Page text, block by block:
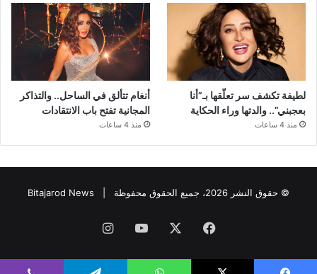
لطيفة تكشف سر تعلّقها بـ”أنا
بعجبني”.. والدتها وراء الحكاية
منذ 4 ساعات
أنغام تتألق في الساحل.. والتذاكر
المجانية تفتح باب الانتقادات
منذ 4 ساعات
© حقوق النشر 2026، جميع الحقوق محفوظة | Bitajarod News
فيسبوك ‫YouTubeانستقرام